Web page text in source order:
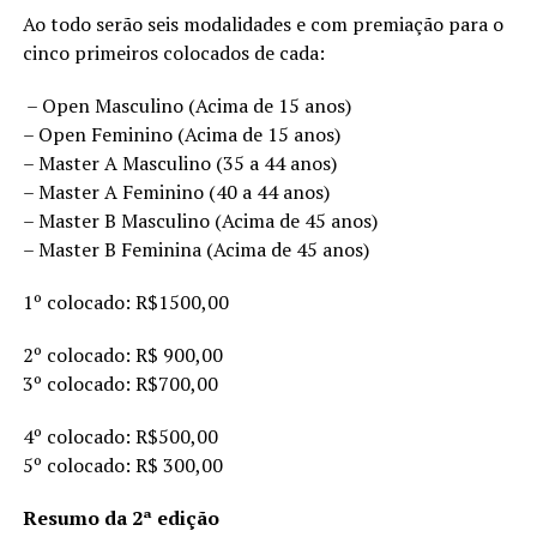
Ao todo serão seis modalidades e com premiação para o
cinco primeiros colocados de cada:
– Open Masculino (Acima de 15 anos)
– Open Feminino (Acima de 15 anos)
– Master A Masculino (35 a 44 anos)
– Master A Feminino (40 a 44 anos)
– Master B Masculino (Acima de 45 anos)
– Master B Feminina (Acima de 45 anos)
1º colocado: R$1500,00
2º colocado: R$ 900,00
3º colocado: R$700,00
4º colocado: R$500,00
5º colocado: R$ 300,00
Resumo da 2ª edição